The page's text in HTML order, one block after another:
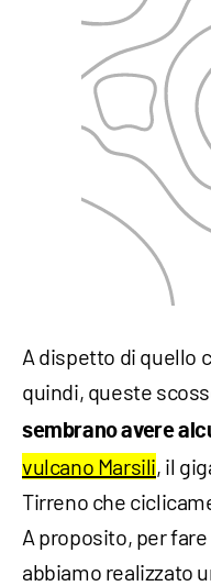
A dispetto di quello
quindi, queste
sembrano avere
vulcano Marsili, il
Tirreno che
A proposito, per
abbiamo realizzato